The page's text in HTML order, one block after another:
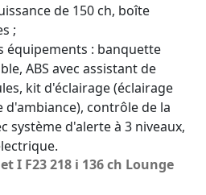
de 150 ch, boîte
;
équipements : banquette
ABS avec assistant de
kit d'éclairage (éclairage
d'ambiance), contrôle de la
système d'alerte à 3 niveaux,
I F23 218 i 136 ch Lounge